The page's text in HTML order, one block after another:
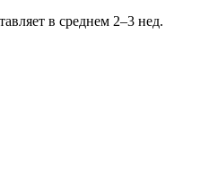
в среднем 2–3 нед.